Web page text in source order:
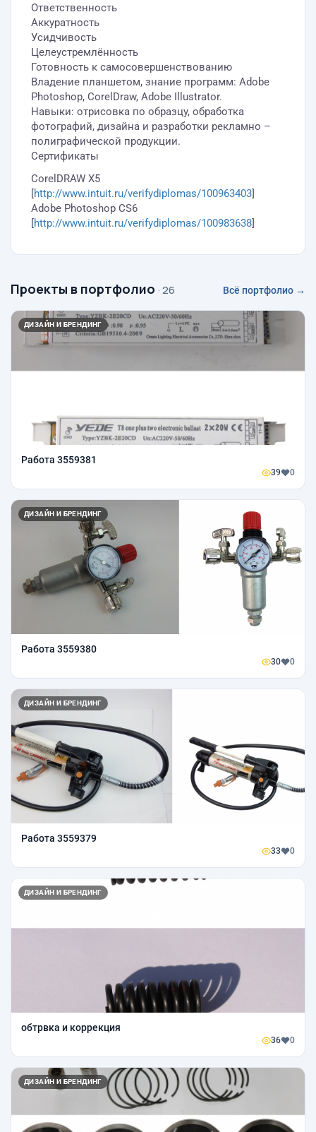
Ответственность
Аккуратность
Усидчивость
Целеустремлённость
Готовность к самосовершенствованию
Владение планшетом, знание программ: Adobe
Photoshop, CorelDraw, Adobe Illustrator.
Навыки: отрисовка по образцу, обработка
фотографий, дизайна и разработки рекламно –
полиграфической продукции.
Сертификаты
CorelDRAW X5
[http://www.intuit.ru/verifydiplomas/100963403]
Adobe Photoshop CS6
[http://www.intuit.ru/verifydiplomas/100983638]
Проекты в портфолио · 26 Всё портфолио →
ДИЗАЙН И БРЕНДИНГ
Работа 3559381
39 0
ДИЗАЙН И БРЕНДИНГ
Работа 3559380
30 0
ДИЗАЙН И БРЕНДИНГ
Работа 3559379
33 0
ДИЗАЙН И БРЕНДИНГ
обтрвка и коррекция
36 0
ДИЗАЙН И БРЕНДИНГ